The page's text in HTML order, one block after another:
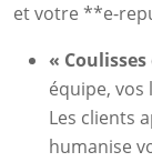
et votre **e-
«
équipe, vos
Les clients
humanise